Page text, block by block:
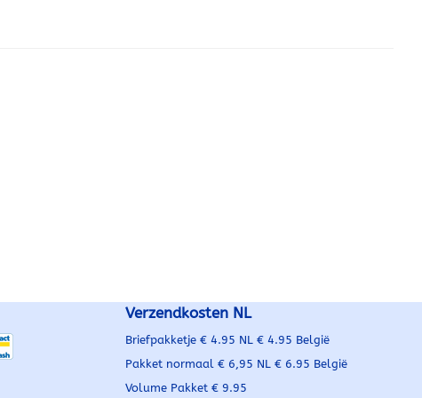
Verzendkosten NL
Briefpakketje € 4.95 NL € 4.95 België
Pakket normaal € 6,95 NL € 6.95 België
Volume Pakket € 9.95